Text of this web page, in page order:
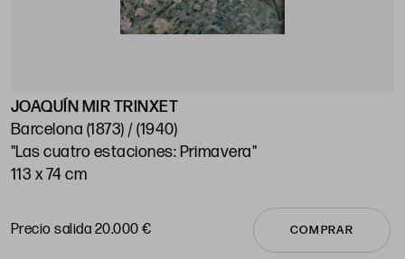
JOAQUÍN MIR TRINXET
Barcelona (1873) / (1940)
"Las cuatro estaciones: Primavera"
113 x 74 cm
Precio salida 20.000 € COMPRAR